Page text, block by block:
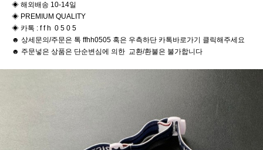
◈ 해외배송 10-14일
◈ PREMIUM QUALITY
◈ 카톡 : f f h 0 5 0 5
☻ 상세문의/주문은 톡 ffhh0505 혹은 우측하단 카톡바로가기 클릭해주세요
☻ 주문넣은 상품은 단순변심에 의한 교환/환불은 불가합니다